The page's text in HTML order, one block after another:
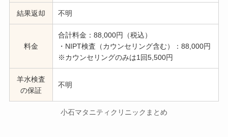
結果返却 不明
料金
合計料金：88,000円（税込）
・NIPT検査（カウンセリング含む）：88,000円
※カウンセリングのみは1回5,500円
羊水検査
の保証
不明
小石マタニティクリニックまとめ